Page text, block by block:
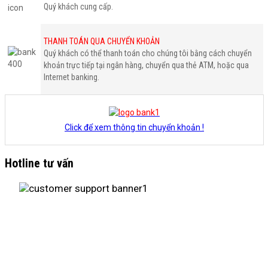
Quý khách cung cấp.
THANH TOÁN QUA CHUYỂN KHOẢN
Quý khách có thể thanh toán cho chúng tôi bằng cách chuyển
khoản trực tiếp tại ngân hàng, chuyển qua thẻ ATM, hoặc qua
Internet banking.
Click để xem thông tin chuyển khoản !
Hotline tư vấn